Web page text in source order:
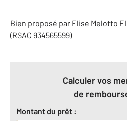
Bien proposé par Elise Melotto EI
(RSAC 934565599)
Calculer vos
de
Montant du prêt :